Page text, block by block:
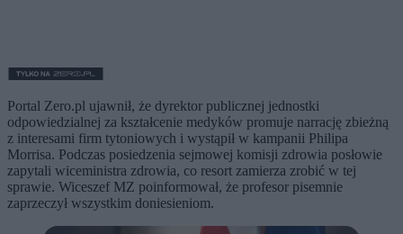
Portal Zero.pl ujawnił, że dyrektor publicznej jednostki
odpowiedzialnej za kształcenie medyków promuje narrację zbieżną
z interesami firm tytoniowych i wystąpił w kampanii Philipa
Morrisa. Podczas posiedzenia sejmowej komisji zdrowia posłowie
zapytali wiceministra zdrowia, co resort zamierza zrobić w tej
sprawie. Wiceszef MZ poinformował, że profesor pisemnie
zaprzeczył wszystkim doniesieniom.